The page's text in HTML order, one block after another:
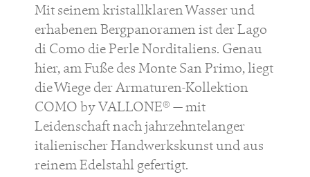
Mit seinem kristallklaren Wasser und
erhabenen Bergpanoramen ist der Lago
di Como die Perle Norditaliens. Genau
hier, am Fuße des Monte San Primo, liegt
die Wiege der Armaturen-Kollektion
COMO by VALLONE® — mit
Leidenschaft nach jahrzehntelanger
italienischer Handwerkskunst und aus
reinem Edelstahl gefertigt.